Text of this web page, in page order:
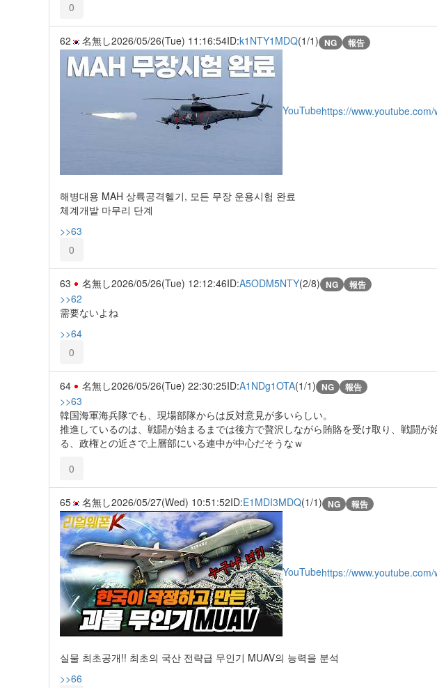
0
62 名無し2026/05/26(Tue) 11:16:54ID:k1NTY1MDQ(1/1) NG 報告
YouTubehttps://
해병대용 MAH 상륙공격헬기, 모든 무장 운용시험 완료
체계개발 마무리 단계
>>63
0
63 名無し2026/05/26(Tue) 12:12:46ID:A5ODM5NTY(2/8) NG 報告
>>62
需要ないよね
>>64
0
64 名無し2026/05/26(Tue) 22:30:25ID:A1NDg1OTA(1/1) NG 報告
>>63
韓国海軍海兵隊でも、現場部隊からは反対意見が多いらしい。
推進しているのは、戦闘が始まるまでは後方で贅沢しながら賄賂を受け取り、戦闘が
る、政権との近さで上層部にいる連中が中心だそうなｗ
0
65 名無し2026/05/27(Wed) 10:51:52ID:E1MDI3MDQ(1/1) NG 報告
YouTubehttps://
실물 최초공개!! 최초의 국산 전략급 무인기 MUAV의 능력을 분석
>>66